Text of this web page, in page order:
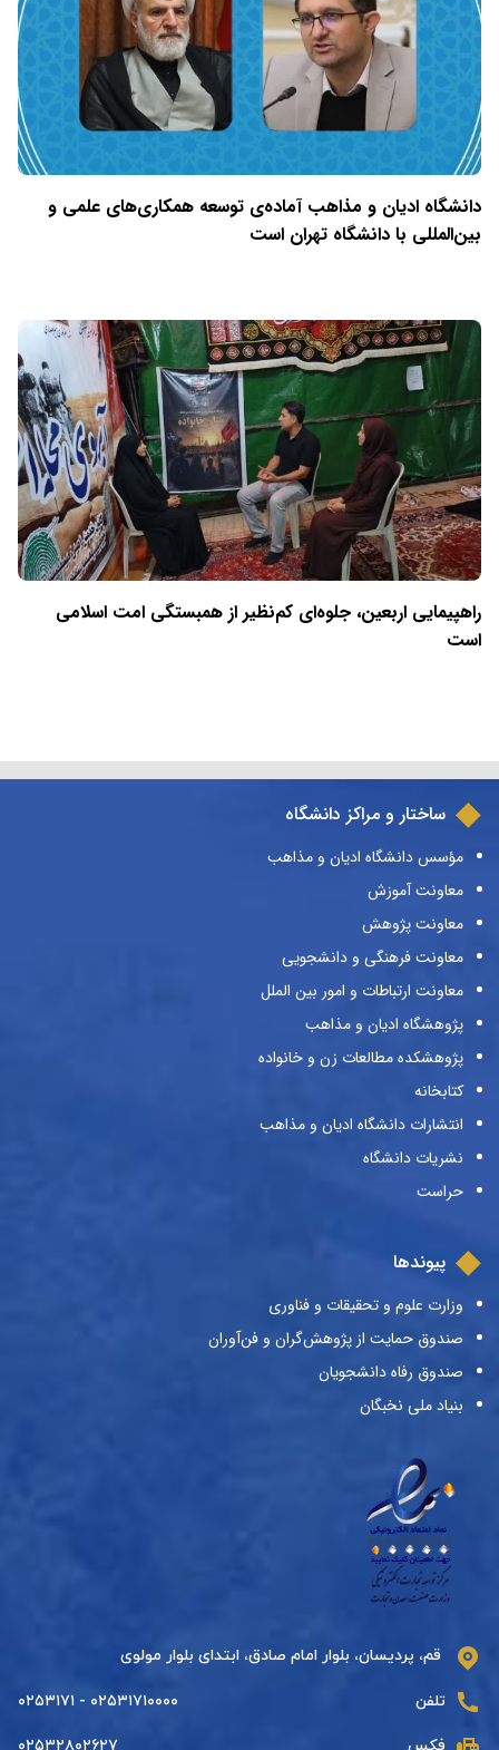
دانشگاه ادیان و مذاهب آماده‌ی توسعه همکاری‌های علمی و
بین‌المللی با دانشگاه تهران است
راهپیمایی اربعین، جلوه‌ای کم‌نظیر از همبستگی امت اسلامی
است
ساختار و مراکز دانشگاه
مؤسس دانشگاه ادیان و مذاهب
معاونت آموزش
معاونت پژوهش
معاونت فرهنگی و دانشجویی
معاونت ارتباطات و امور بین الملل
پژوهشگاه ادیان و مذاهب
پژوهشکده مطالعات زن و خانواده
کتابخانه
انتشارات دانشگاه ادیان و مذاهب
نشریات دانشگاه
حراست
پیوندها
وزارت علوم و تحقیقات و فناوری
صندوق حمایت از پژوهش‌گران و فن‌آوران
صندوق رفاه دانشجویان
بنیاد ملی نخبگان
قم، پردیسان، بلوار امام صادق، ابتدای بلوار مولوی
تلفن ۰۲۵۳۱۷۱۰۰۰۰ - ۰۲۵۳۱۷۱
فکس ۰۲۵۳۲۸۰۲۶۲۷